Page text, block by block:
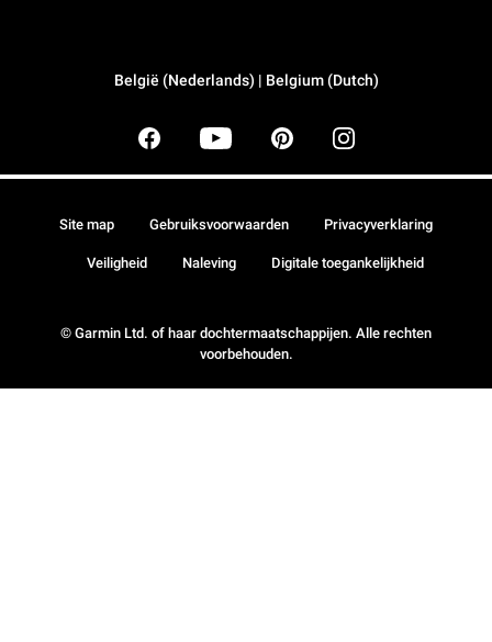
België (Nederlands) | Belgium (Dutch)
© Garmin Ltd. of haar dochtermaatschappijen. Alle rechten
voorbehouden.
Site map Gebruiksvoorwaarden Privacyverklaring
Veiligheid Naleving Digitale toegankelijkheid